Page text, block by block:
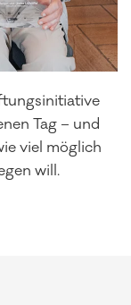
Tag – und
viel möglich
will.